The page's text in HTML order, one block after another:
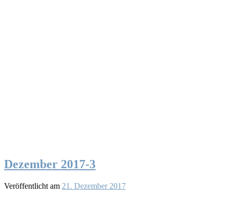
Dezember 2017-3
Veröffentlicht am 21. Dezember 2017